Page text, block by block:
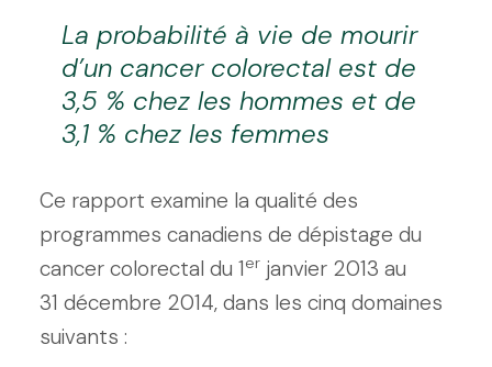
La probabilité à vie de mourir
d’un cancer colorectal est de
3,5 % chez les hommes et de
3,1 % chez les femmes
Ce rapport examine la qualité des
programmes canadiens de dépistage du
cancer colorectal du 1er janvier 2013 au
31 décembre 2014, dans les cinq domaines
suivants :